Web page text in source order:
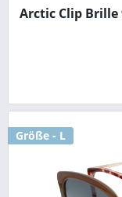
Arctic Clip
Größe - L